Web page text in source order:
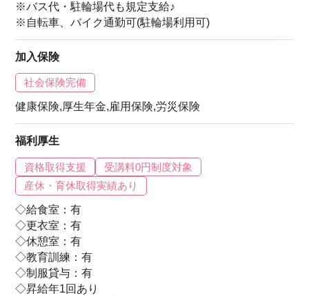
※バス代・駐輪場代も規定支給♪
※自転車、バイク通勤可(駐輪場利用可)
加入保険
社会保険完備
健康保険,厚生年金,雇用保険,労災保険
福利厚生
資格取得支援
受講料0円制度対象
産休・育休取得実績あり
◇給食室：有
◇更衣室：有
◇休憩室：有
◇教育訓練：有
◇制服貸与：有
◇昇給年1回あり